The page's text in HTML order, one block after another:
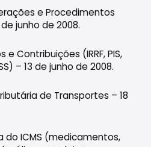
e Procedimentos
junho de 2008.
Contribuições (IRRF, PIS,
– 13 de junho de 2008.
de Transportes – 18
do ICMS (medicamentos,